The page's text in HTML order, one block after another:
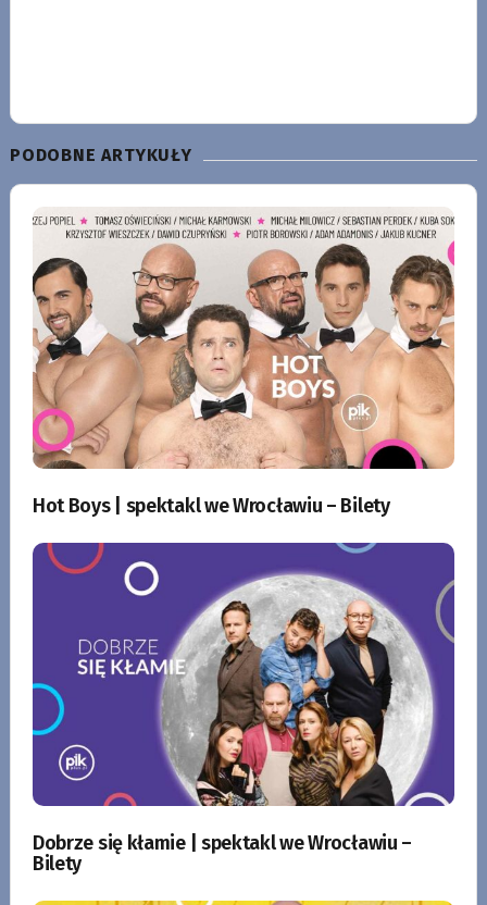
PODOBNE ARTYKUŁY
Hot Boys | spektakl we Wrocławiu – Bilety
Dobrze się kłamie | spektakl we Wrocławiu –
Bilety